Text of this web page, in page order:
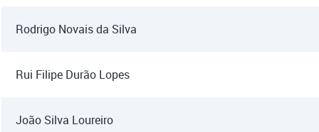
Rodrigo Novais da Silva
Rui Filipe Durão Lopes
João Silva Loureiro